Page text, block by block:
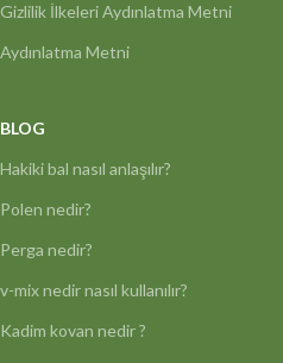
Gizlilik İlkeleri Aydınlatma Metni
Aydınlatma Metni
BLOG
Hakiki bal nasıl anlaşılır?
Polen nedir?
Perga nedir?
v-mix nedir nasıl kullanılır?
Kadim kovan nedir ?